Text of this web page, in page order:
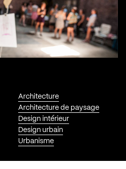
Architecture
Architecture de paysage
Design intérieur
Design urbain
Urbanisme